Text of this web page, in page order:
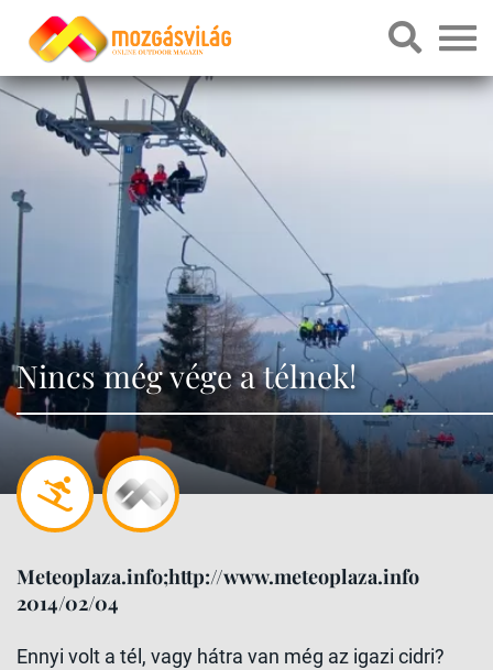
Nincs még vége a télnek!
Meteoplaza.info;http://www.meteoplaza.info
2014/02/04
Ennyi volt a tél, vagy hátra van még az igazi cidri?